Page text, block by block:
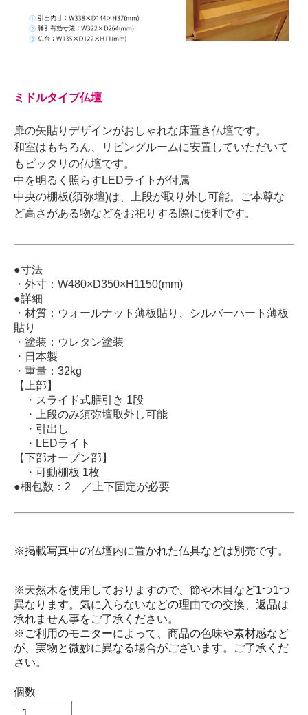
ミドルタイプ仏壇
扉の矢貼りデザインがおしゃれな床置き仏壇です。
和室はもちろん、リビングルームに安置していただいて
もピッタリの仏壇です。
中を明るく照らすLEDライトが付属
中央の棚板(須弥壇)は、上段が取り外し可能。ご本尊な
ど高さがある物などをお祀りする際に便利です。
●寸法
・外寸：W480×D350×H1150(mm)
●詳細
・材質：ウォールナット薄板貼り、シルバーハート薄板
貼り
・塗装：ウレタン塗装
・日本製
・重量：32kg
【上部】
・スライド式膳引き 1段
・上段のみ須弥壇取外し可能
・引出し
・LEDライト
【下部オープン部】
・可動棚板 1枚
●梱包数：2 ／上下固定が必要
※掲載写真中の仏壇内に置かれた仏具などは別売です。
※天然木を使用しておりますので、節や木目など1つ1つ
異なります。気に入らないなどの理由での交換、返品は
承れません事をご了承ください。
※ご利用のモニターによって、商品の色味や素材感など
が、実物と微妙に異なる場合がございます。ご了承くだ
さい。
個数